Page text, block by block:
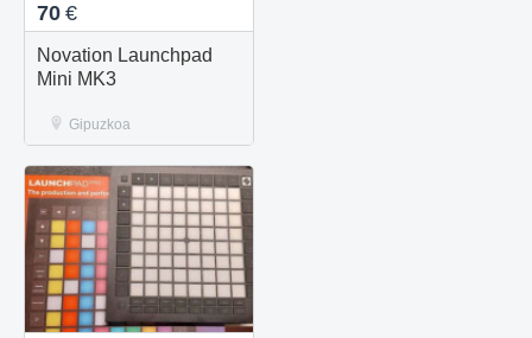
70 €
Novation Launchpad
Mini MK3
Gipuzkoa